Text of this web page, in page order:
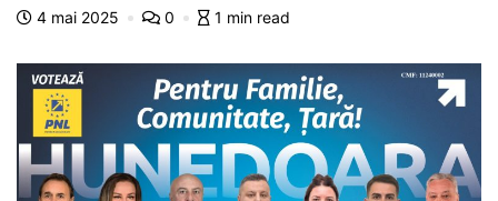
o
k
p g
er
e ă
4 mai 2025 0 1 min read